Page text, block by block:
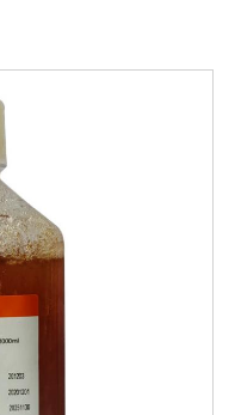
制及生产。质量标
2020版质量标准。规
效期：5年注意事
8℃→ 室温），可
影响。